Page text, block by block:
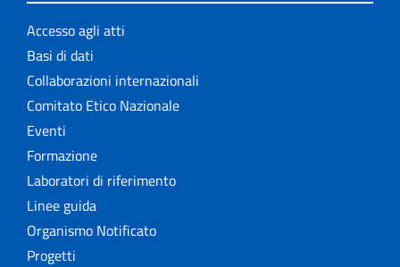
Accesso agli atti
Basi di dati
Collaborazioni internazionali
Comitato Etico Nazionale
Eventi
Formazione
Laboratori di riferimento
Linee guida
Organismo Notificato
Progetti